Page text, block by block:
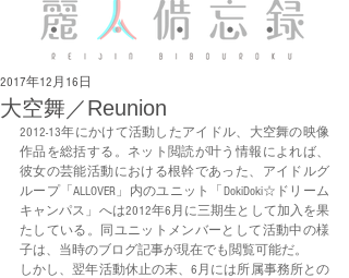
大空舞／Reunion
2017年12月16日
2012-13年にかけて活動したアイドル、大空舞の映像
作品を総括する。ネット閲読が叶う情報によれば、
彼女の芸能活動における根幹であった、アイドルグ
ループ「ALLOVER」内のユニット「DokiDoki☆ドリーム
キャンパス」へは2012年6月に三期生として加入を果
たしている。同ユニットメンバーとして活動中の様
子は、当時のブログ記事が現在でも閲覧可能だ。
しかし、翌年活動休止の末、6月には所属事務所との